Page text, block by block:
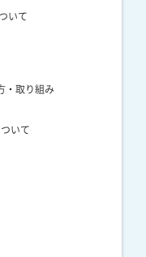
いて
・取り組み
いて